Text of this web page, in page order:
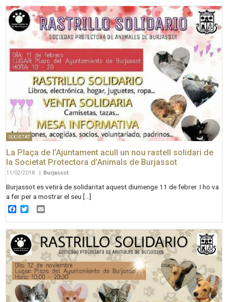
SOCIETAT
La Plaça de l’Ajuntament acull un nou rastell solidari de
la Societat Protectora d’Animals de Burjassot
11/02/2018 | Burjassot
Burjassot es vetirà de solidaritat aquest diumenge 11 de febrer. I ho va
a fer per a mostrar el seu […]
Facebook
Twitter